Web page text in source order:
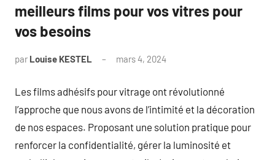
meilleurs films pour vos vitres pour
vos besoins
par Louise KESTEL mars 4, 2024
Les films adhésifs pour vitrage ont révolutionné
l’approche que nous avons de l’intimité et la décoration
de nos espaces. Proposant une solution pratique pour
renforcer la confidentialité, gérer la luminosité et